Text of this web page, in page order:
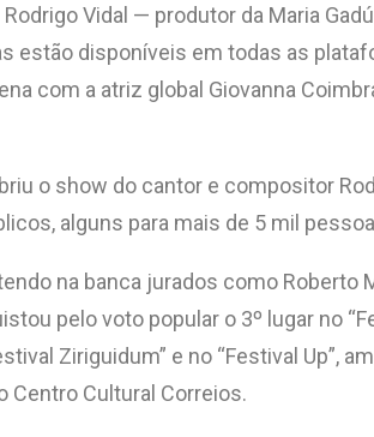
Vidal — produtor da Maria
disponíveis em todas as
com a atriz global Giovanna
o show do cantor e compositor
alguns para mais de 5 mil
na banca jurados como Roberto
pelo voto popular o 3º lugar no
Ziriguidum” e no “Festival
Centro Cultural Correios.